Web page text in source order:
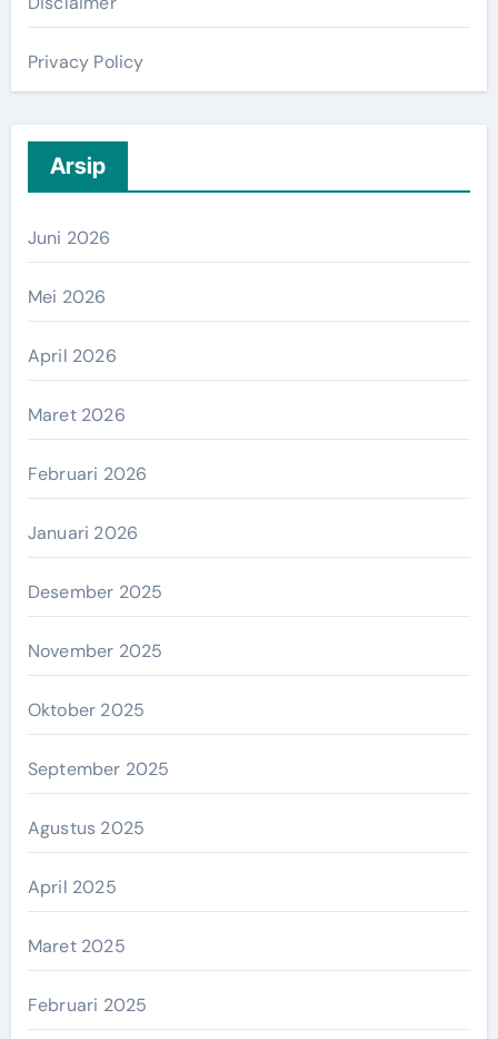
Privacy Policy
Arsip
Juni 2026
Mei 2026
April 2026
Maret 2026
Februari 2026
Januari 2026
Desember 2025
November 2025
Oktober 2025
September 2025
Agustus 2025
April 2025
Maret 2025
Februari 2025